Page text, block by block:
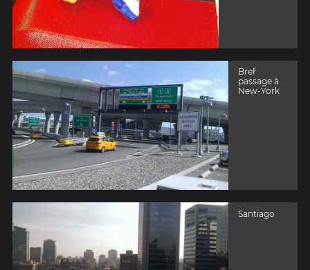
Bref
passage à
New-York
Santiago